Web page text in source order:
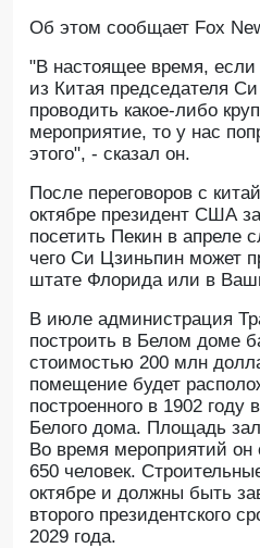
Об этом сообщает Fox
"В настоящее время,
из Китая председателя
проводить какое-либо
мероприятие, то у нас
этого", - сказал он.
После переговоров с
октябре президент США
посетить Пекин в апреле
чего Си Цзиньпин может
штате Флорида или в
В июле администрация
построить в Белом доме
стоимостью 200 млн
помещение будет
построенного в 1902 году
Белого дома. Площадь
Во время мероприятий он
650 человек.
октябре и должны быть
второго президентского
2029 года.